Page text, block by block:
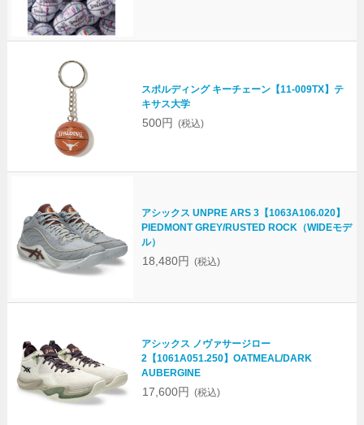
スポルディング キーチェーン【11-009TX】テ
キサス大学
500円 (税込)
アシックス UNPRE ARS 3【1063A106.020】
PIEDMONT GREY/RUSTED ROCK（WIDEモデ
ル）
18,480円 (税込)
アシックス ノヴァサージロー
2【1061A051.250】OATMEAL/DARK
AUBERGINE
17,600円 (税込)